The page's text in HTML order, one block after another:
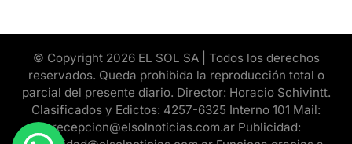
© Copyright 2026 EL SOL SA | Todos los derechos
reservados. Queda prohibida la reproducción total o
parcial del presente diario. Director: Horacio Schivintt.
Clasificados y Edictos: 4257-6325 Interno 101 Mail:
recepcion@elsolnoticias.com.ar Publicidad: